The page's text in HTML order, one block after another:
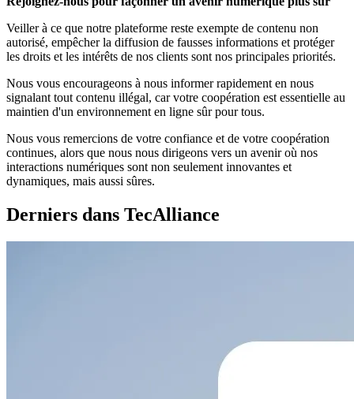
Veiller à ce que notre plateforme reste exempte de contenu non
autorisé, empêcher la diffusion de fausses informations et protéger
les droits et les intérêts de nos clients sont nos principales priorités.
Nous vous encourageons à nous informer rapidement en nous
signalant tout contenu illégal, car votre coopération est essentielle au
maintien d'un environnement en ligne sûr pour tous.
Nous vous remercions de votre confiance et de votre coopération
continues, alors que nous nous dirigeons vers un avenir où nos
interactions numériques sont non seulement innovantes et
dynamiques, mais aussi sûres.
Derniers dans TecAlliance